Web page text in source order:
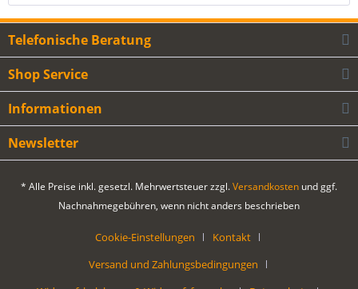
Telefonische Beratung
Shop Service
Informationen
Newsletter
* Alle Preise inkl. gesetzl. Mehrwertsteuer zzgl.Versandkosten und ggf.
Nachnahmegebühren, wenn nicht anders beschrieben
Cookie-Einstellungen
Kontakt
Versand und Zahlungsbedingungen